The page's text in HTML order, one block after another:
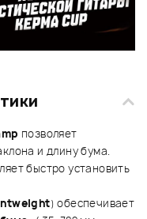
позволяет
и длину бума.
быстро установить
) обеспечивает